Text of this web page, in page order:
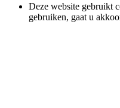
Deze website gebruikt
gebruiken, gaat u